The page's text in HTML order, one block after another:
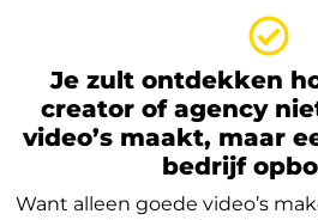
Je zult ontdekken
creator of agency
video’s maakt, maar
bedrijf
Want alleen goede video’s